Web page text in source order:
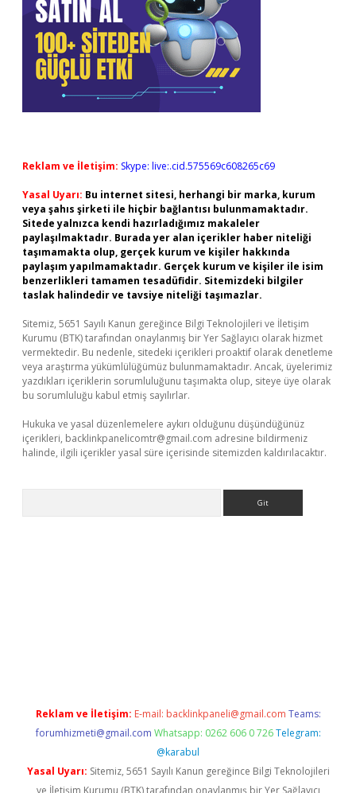
Reklam ve İletişim: Skype: live:.cid.575569c608265c69
Yasal Uyarı: Bu internet sitesi, herhangi bir marka, kurum
veya şahıs şirketi ile hiçbir bağlantısı bulunmamaktadır.
Sitede yalnızca kendi hazırladığımız makaleler
paylaşılmaktadır. Burada yer alan içerikler haber niteliği
taşımamakta olup, gerçek kurum ve kişiler hakkında
paylaşım yapılmamaktadır. Gerçek kurum ve kişiler ile isim
benzerlikleri tamamen tesadüfidir. Sitemizdeki bilgiler
taslak halindedir ve tavsiye niteliği taşımazlar.
Sitemiz, 5651 Sayılı Kanun gereğince Bilgi Teknolojileri ve İletişim
Kurumu (BTK) tarafından onaylanmış bir Yer Sağlayıcı olarak hizmet
vermektedir. Bu nedenle, sitedeki içerikleri proaktif olarak denetleme
veya araştırma yükümlülüğümüz bulunmamaktadır. Ancak, üyelerimiz
yazdıkları içeriklerin sorumluluğunu taşımakta olup, siteye üye olarak
bu sorumluluğu kabul etmiş sayılırlar.
Hukuka ve yasal düzenlemelere aykırı olduğunu düşündüğünüz
içerikleri, backlinkpanelicomtr@gmail.com adresine bildirmeniz
halinde, ilgili içerikler yasal süre içerisinde sitemizden kaldırılacaktır.
Reklam ve İletişim: E-mail: backlinkpaneli@gmail.com Teams:
forumhizmeti@gmail.com Whatsapp: 0262 606 0 726 Telegram:
@karabul
Yasal Uyarı: Sitemiz, 5651 Sayılı Kanun gereğince Bilgi Teknolojileri
ve İletişim Kurumu (BTK) tarafından onaylanmış bir Yer Sağlayıcı